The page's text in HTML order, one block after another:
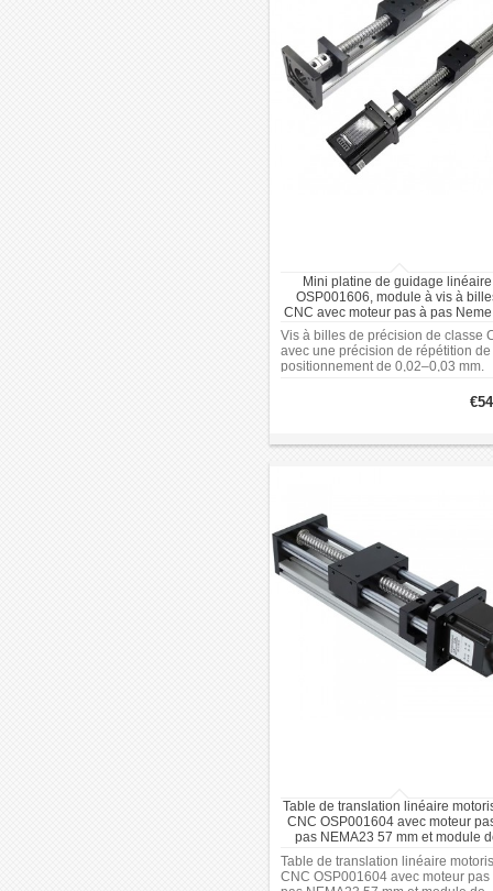
Mini platine de guidage linéaire
OSP001606, module à vis à
CNC avec moteur pas à pas
Vis à billes de précision de classe
avec une précision de répétition de
positionnement de 0,02–0,03 mm.
pour une installation flexible.
pour un mouvement linéaire.
Table de translation linéaire
CNC OSP001604 avec moteur
pas NEMA23 57 mm et module
mouvement 1605
Table de translation linéaire
CNC OSP001604 avec moteur pas